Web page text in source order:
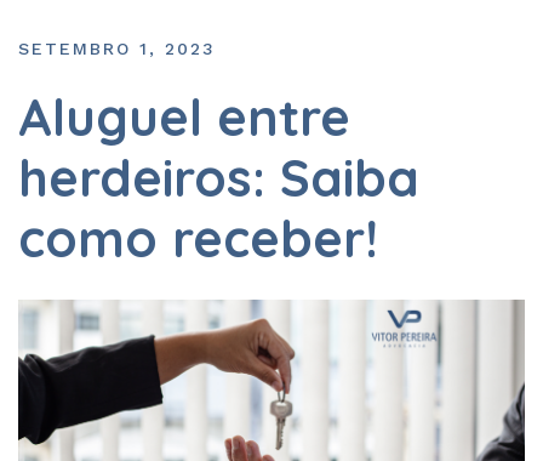
SETEMBRO 1, 2023
Aluguel entre
herdeiros: Saiba
como receber!